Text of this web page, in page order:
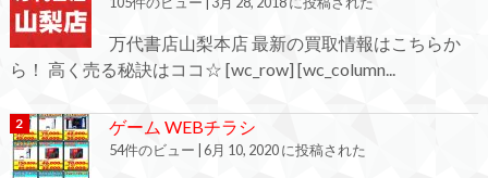
万代書店山梨本店 最新の買取情報はこちらか
ら！ 高く売る秘訣はココ☆ [wc_row] [wc_column...
ゲーム WEBチラシ
54件のビュー 6月 10, 2020 に投稿された